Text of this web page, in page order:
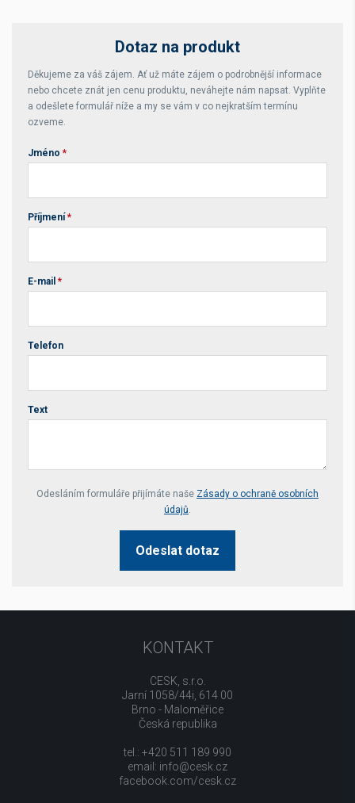
Dotaz na produkt
Děkujeme za váš zájem. Ať už máte zájem o podrobnější informace
nebo chcete znát jen cenu produktu, neváhejte nám napsat. Vyplňte
a odešlete formulář níže a my se vám v co nejkratším termínu
ozveme.
Jméno *
Příjmení *
E-mail *
Telefon
Text
Your website *
Odesláním formuláře přijímáte naše Zásady o ochraně osobních
údajů.
Odeslat dotaz
KONTAKT
CESK, s.r.o.
Jarní 1058/44i, 614 00
Brno - Maloměřice
Česká republika
tel.: +420 511 189 990
email: info@cesk.cz
facebook.com/cesk.cz